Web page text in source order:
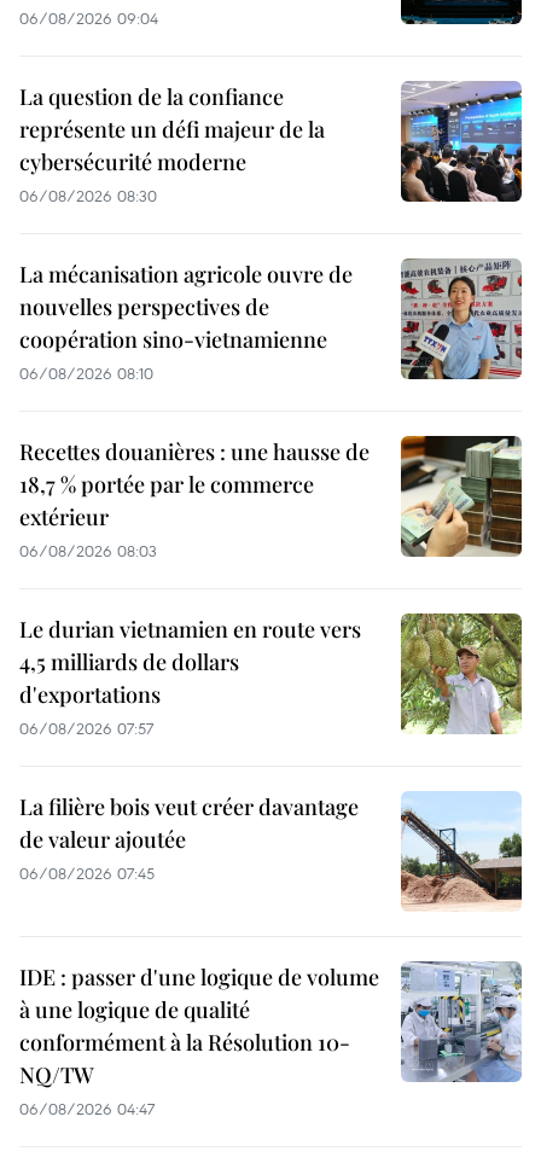
06/08/2026 09:04
La question de la confiance
représente un défi majeur de la
cybersécurité moderne
06/08/2026 08:30
La mécanisation agricole ouvre de
nouvelles perspectives de
coopération sino-vietnamienne
06/08/2026 08:10
Recettes douanières : une hausse de
18,7 % portée par le commerce
extérieur
06/08/2026 08:03
Le durian vietnamien en route vers
4,5 milliards de dollars
d'exportations
06/08/2026 07:57
La filière bois veut créer davantage
de valeur ajoutée
06/08/2026 07:45
IDE : passer d'une logique de volume
à une logique de qualité
conformément à la Résolution 10-
NQ/TW
06/08/2026 04:47